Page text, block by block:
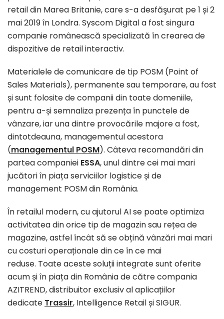
retail din Marea Britanie, care s-a desfăşurat pe 1 și 2
mai 2019 în Londra. Syscom Digital a fost singura
companie românească specializată în crearea de
dispozitive de retail interactiv.
Materialele de comunicare de tip POSM (Point of
Sales Materials), permanente sau temporare, au fost
și sunt folosite de companii din toate domeniile,
pentru a-și semnaliza prezența în punctele de
vânzare, iar una dintre provocările majore a fost,
dintotdeauna, managementul acestora
(managementul POSM). Câteva recomandări din
partea companiei ESSA, unul dintre cei mai mari
jucători în piața serviciilor logistice și de
management POSM din România.
În retailul modern, cu ajutorul AI se poate optimiza
activitatea din orice tip de magazin sau rețea de
magazine, astfel încât să se obțină vânzări mai mari
cu costuri operaționale din ce în ce mai
reduse. Toate aceste soluții integrate sunt oferite
acum și în piața din România de către compania
AZITREND, distribuitor exclusiv al aplicațiilor
dedicate Trassir, Intelligence Retail și SIGUR.